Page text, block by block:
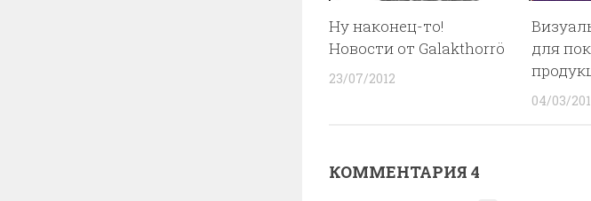
Ну наконец-то!
Новости от Galakthorrö
23/07/2012
для
04/03/
КОММЕНТАРИЯ 4